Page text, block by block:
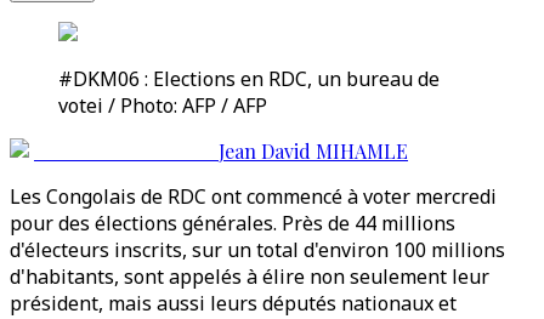
#DKM06 : Elections en RDC, un bureau de
votei / Photo: AFP / AFP
Jean David MIHAMLE
Les Congolais de RDC ont commencé à voter mercredi
pour des élections générales. Près de 44 millions
d'électeurs inscrits, sur un total d'environ 100 millions
d'habitants, sont appelés à élire non seulement leur
président, mais aussi leurs députés nationaux et